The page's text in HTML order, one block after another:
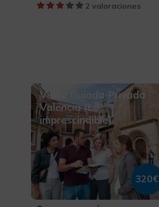
2 valoraciones
Visita Guiada Privada
Valencia (Lo
imprescindible)
320€